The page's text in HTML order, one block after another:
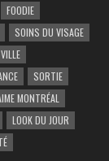
FOODIE
SOINS DU VISAGE
SORTIE
MONTRÉAL
LOOK DU JOUR